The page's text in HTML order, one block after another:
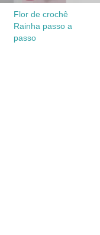
Flor de crochê
Rainha passo a
passo